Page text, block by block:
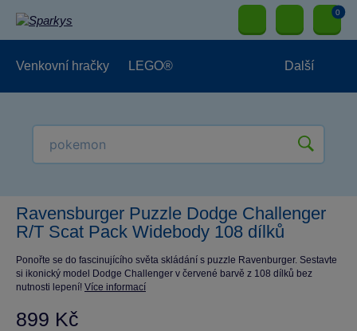
0
Venkovní hračky LEGO® Další
Ravensburger Puzzle Dodge Challenger
R/T Scat Pack Widebody 108 dílků
Ponořte se do fascinujícího světa skládání s puzzle Ravenburger. Sestavte
si ikonický model Dodge Challenger v červené barvě z 108 dílků bez
nutnosti lepení! Více informací
899 Kč